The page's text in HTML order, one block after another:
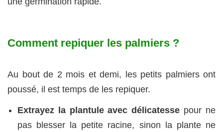
Comment repiquer les palmiers ?
Au bout de 2 mois et demi, les petits palmiers ont
poussé, il est temps de les repiquer.
Extrayez la plantule avec délicatesse pour ne
pas blesser la petite racine, sinon la plante ne